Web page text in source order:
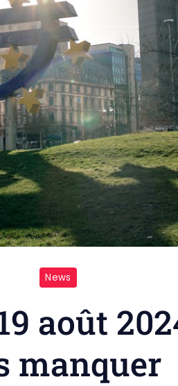
News
août
manquer